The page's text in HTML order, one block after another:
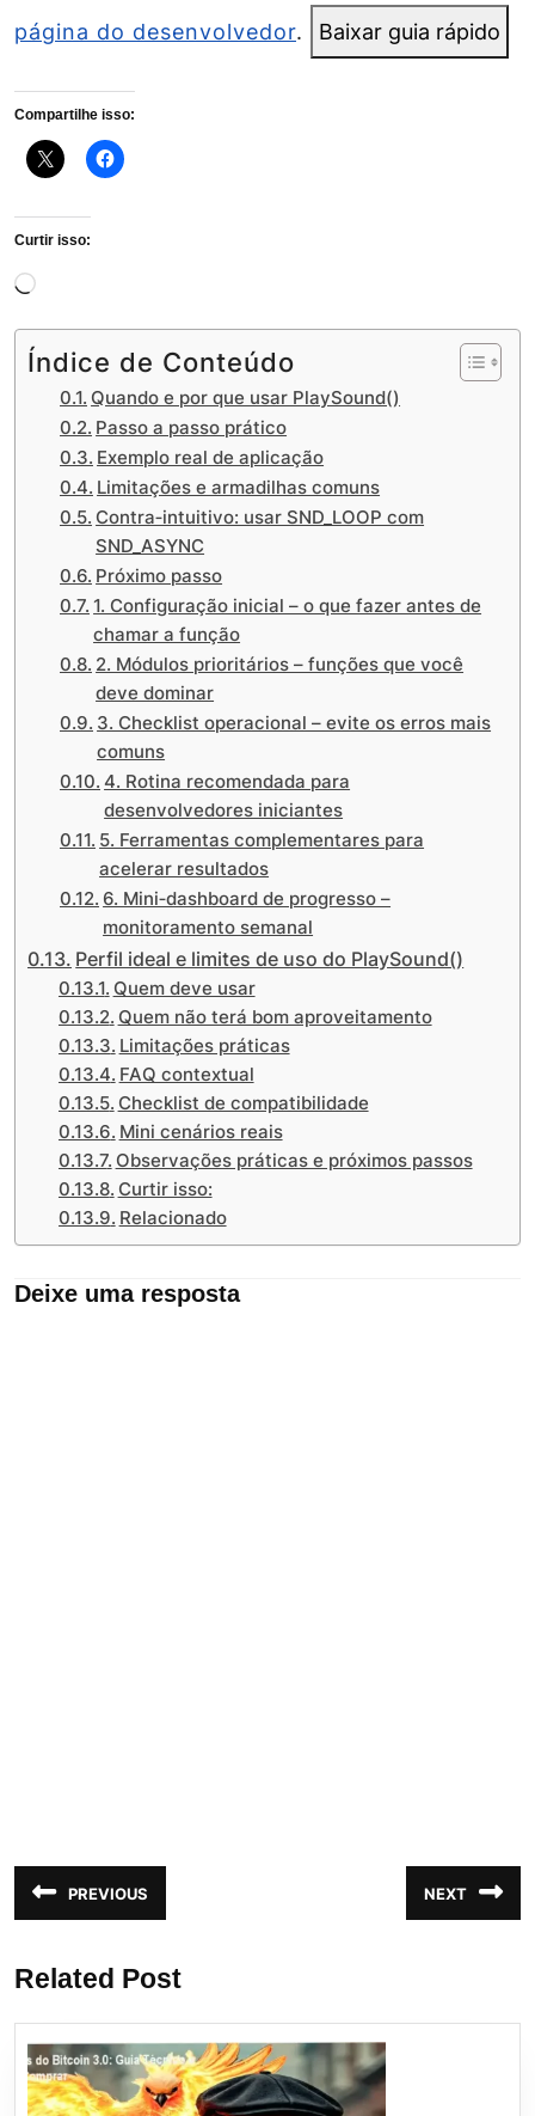
página do desenvolvedor. Baixar guia rápido
Compartilhe isso:
Curtir isso:
Carregando...
Índice de Conteúdo
Quando e por que usar PlaySound()
Passo a passo prático
Exemplo real de aplicação
Limitações e armadilhas comuns
Contra‑intuitivo: usar SND_LOOP com
SND_ASYNC
Próximo passo
1. Configuração inicial – o que fazer antes de
chamar a função
2. Módulos prioritários – funções que você
deve dominar
3. Checklist operacional – evite os erros mais
comuns
4. Rotina recomendada para
desenvolvedores iniciantes
5. Ferramentas complementares para
acelerar resultados
6. Mini‑dashboard de progresso –
monitoramento semanal
Perfil ideal e limites de uso do PlaySound()
Quem deve usar
Quem não terá bom aproveitamento
Limitações práticas
FAQ contextual
Checklist de compatibilidade
Mini cenários reais
Observações práticas e próximos passos
Curtir isso:
Relacionado
Deixe uma resposta
Navegação
de
PREVIOUS
anterior:
NEXT
post:
Related Post